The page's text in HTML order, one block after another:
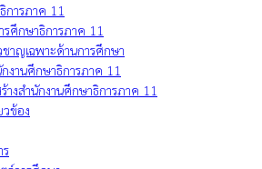
การภาค 11
รศึกษาธิการภาค 11
ชาญเฉพาะด้านการศึกษา
กงานศึกษาธิการภาค 11
างสำนักงานศึกษาธิการภาค 11
ข้อง